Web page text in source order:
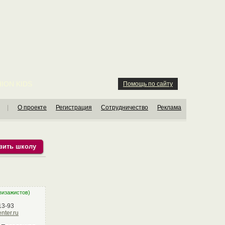
Помощь по сайту
О проекте Регистрация Сотрудничество Реклама
школу
93